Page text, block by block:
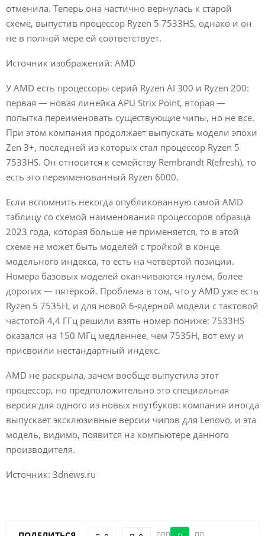
отменила. Теперь она частично вернулась к старой
схеме, выпустив процессор Ryzen 5 7533HS, однако и он
не в полной мере ей соответствует.
Источник изображений: AMD
У AMD есть процессоры серий Ryzen AI 300 и Ryzen 200:
первая — новая линейка APU Strix Point, вторая —
попытка переименовать существующие чипы, но не все.
При этом компания продолжает выпускать модели эпохи
Zen 3+, последней из которых стал процессор Ryzen 5
7533HS. Он относится к семейству Rembrandt R(efresh), то
есть это переименованный Ryzen 6000.
Если вспомнить некогда опубликованную самой AMD
таблицу со схемой наименования процессоров образца
2023 года, которая больше не применяется, то в этой
схеме не может быть моделей с тройкой в конце
модельного индекса, то есть на четвёртой позиции.
Номера базовых моделей оканчиваются нулём, более
дорогих — пятёркой. Проблема в том, что у AMD уже есть
Ryzen 5 7535H, и для новой 6-ядерной модели с тактовой
частотой 4,4 ГГц решили взять номер пониже: 7533HS
оказался на 150 МГц медленнее, чем 7535H, вот ему и
присвоили нестандартный индекс.
AMD не раскрыла, зачем вообще выпустила этот
процессор, но предположительно это специальная
версия для одного из новых ноутбуков: компания иногда
выпускает эксклюзивные версии чипов для Lenovo, и эта
модель, видимо, появится на компьютере данного
производителя.
Источник: 3dnews.ru